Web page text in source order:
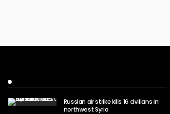
Russian air strike kills 16 civilians in
northwest Syria